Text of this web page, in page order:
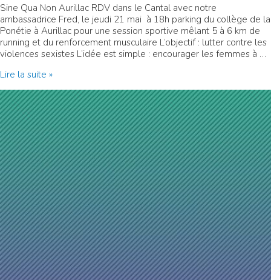
Sine Qua Non Aurillac RDV dans le Cantal avec notre
ambassadrice Fred, le jeudi 21 mai à 18h parking du collège de la
Ponétie à Aurillac pour une session sportive mêlant 5 à 6 km de
running et du renforcement musculaire L’objectif : lutter contre les
violences sexistes L’idée est simple : encourager les femmes à …
Sine
Non
Squad
–
Aurillac
Lire la suite »